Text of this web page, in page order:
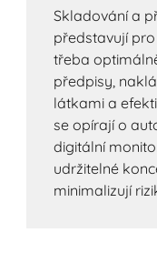
Skladování a
představují
třeba
předpisy,
látkami a
se opírají o
digitální
udržitelné
minimalizují